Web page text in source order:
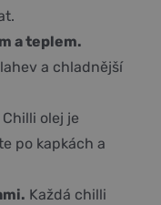
a teplem.
a chladnější
Chilli olej je
po kapkách a
Každá chilli